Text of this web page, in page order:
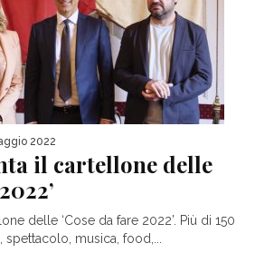
2022
il cartellone delle
delle ‘Cose da fare 2022’. Più di 150
spettacolo, musica, food,...